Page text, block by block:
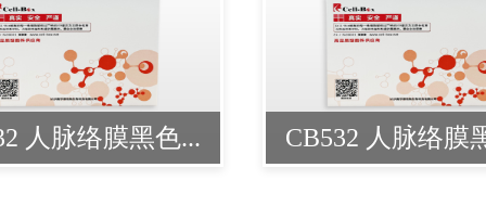
人脉络膜黑色... CB532 人脉络膜